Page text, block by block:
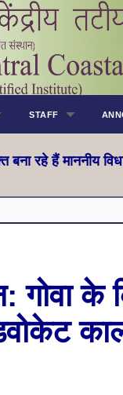
STAFF
रहे हैं माननीय
के